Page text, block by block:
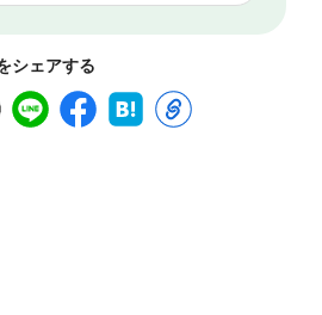
シェアする